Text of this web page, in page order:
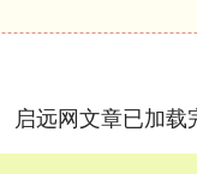
启远网文章已加载